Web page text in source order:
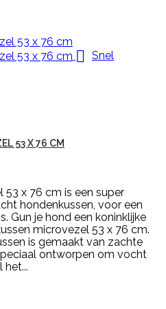
 Snel
53 X 76 CM
x 76 cm is een super
hondenkussen, voor een
Gun je hond een koninklijke
microvezel 53 x 76 cm.
is gemaakt van zachte
ontworpen om vocht
het...